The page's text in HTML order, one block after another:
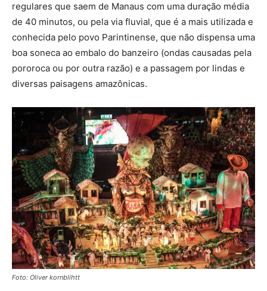
regulares que saem de Manaus com uma duração média
de 40 minutos, ou pela via fluvial, que é a mais utilizada e
conhecida pelo povo Parintinense, que não dispensa uma
boa soneca ao embalo do banzeiro (ondas causadas pela
pororoca ou por outra razão) e a passagem por lindas e
diversas paisagens amazônicas.
Foto: Oliver kornblihtt